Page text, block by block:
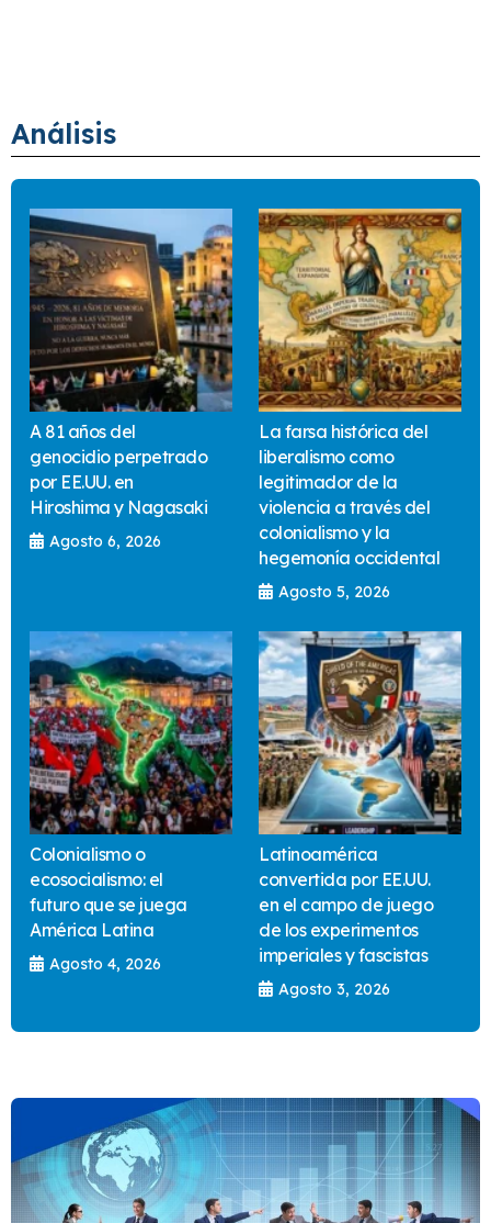
Análisis
A 81 años del
genocidio perpetrado
por EE.UU. en
Hiroshima y Nagasaki
Agosto 6, 2026
La farsa histórica del
liberalismo como
legitimador de la
violencia a través del
colonialismo y la
hegemonía occidental
Agosto 5, 2026
Colonialismo o
ecosocialismo: el
futuro que se juega
América Latina
Agosto 4, 2026
Latinoamérica
convertida por EE.UU.
en el campo de juego
de los experimentos
imperiales y fascistas
Agosto 3, 2026